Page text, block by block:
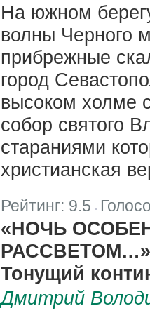
На южном
волны Черного
прибрежные
город
высоком холме
собор святого
стараниями
христианская
Рейтинг: 9.5 |
«НОЧЬ
РАССВЕТОМ…»
Тонущий
Дмитрий